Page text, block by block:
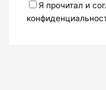
Я прочитал и